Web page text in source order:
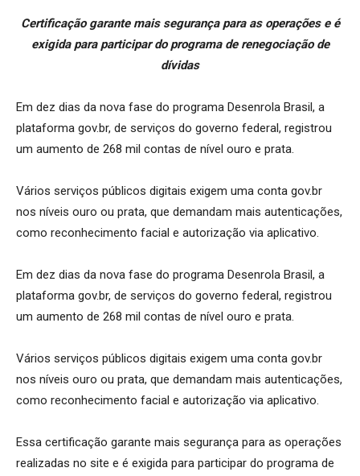
Certificação garante mais segurança para as operações e é
exigida para participar do programa de renegociação de
dívidas
Em dez dias da nova fase do programa Desenrola Brasil, a
plataforma gov.br, de serviços do governo federal, registrou
um aumento de 268 mil contas de nível ouro e prata.
Vários serviços públicos digitais exigem uma conta gov.br
nos níveis ouro ou prata, que demandam mais autenticações,
como reconhecimento facial e autorização via aplicativo.
Em dez dias da nova fase do programa Desenrola Brasil, a
plataforma gov.br, de serviços do governo federal, registrou
um aumento de 268 mil contas de nível ouro e prata.
Vários serviços públicos digitais exigem uma conta gov.br
nos níveis ouro ou prata, que demandam mais autenticações,
como reconhecimento facial e autorização via aplicativo.
Essa certificação garante mais segurança para as operações
realizadas no site e é exigida para participar do programa de